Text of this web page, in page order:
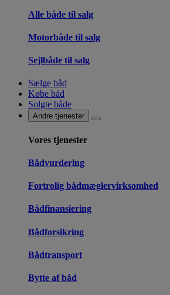
Alle både til salg
Motorbåde til salg
Sejlbåde til salg
Sælge båd
Købe båd
Solgte både
Andre tjenester
Vores tjenester
Bådvurdering
Fortrolig bådmæglervirksomhed
Bådfinansiering
Bådforsikring
Bådtransport
Bytte af båd